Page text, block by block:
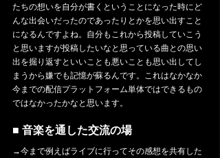
たちの想いを自分が書くということになった時にど
んな出会いだったのであったりとかを思い出すこと
になるんですよね。自分もこれから投稿していこう
と思いますが投稿したいなと思っている曲との思い
出を掘り返すといいことも悪いことも思い出してし
まうから嫌でも記憶が蘇るんです。これはなかなか
今までの配信プラットフォーム単体ではできるもの
ではなかったかなと思います。
■ 音楽を通した交流の場
→今まで例えばライブに行ってその感想を共有した